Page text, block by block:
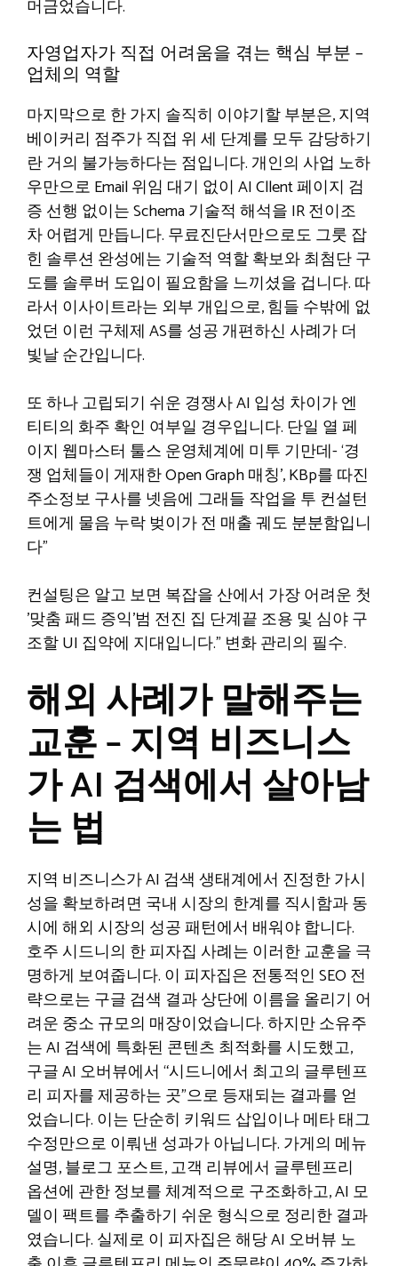
머금었습니다.
자영업자가 직접 어려움을 겪는 핵심 부분 –
업체의 역할
마지막으로 한 가지 솔직히 이야기할 부분은, 지역
베이커리 점주가 직접 위 세 단계를 모두 감당하기
란 거의 불가능하다는 점입니다. 개인의 사업 노하
우만으로 Email 위임 대기 없이 AI Cllent 페이지 검
증 선행 없이는 Schema 기술적 해석을 IR 전이조
차 어렵게 만듭니다. 무료진단서만으로도 그룻 잡
힌 솔루션 완성에는 기술적 역할 확보와 최첨단 구
도를 솔루버 도입이 필요함을 느끼셨을 겁니다. 따
라서 이사이트라는 외부 개입으로, 힘들 수밖에 없
었던 이런 구체제 AS를 성공 개편하신 사례가 더
빛날 순간입니다.
또 하나 고립되기 쉬운 경쟁사 AI 입성 차이가 엔
티티의 화주 확인 여부일 경우입니다. 단일 열 페
이지 웹마스터 툴스 운영체계에 미투 기만데- ‘경
쟁 업체들이 게재한 Open Graph 매칭’, KBp를 따진
주소정보 구사를 넷음에 그래들 작업을 투 컨설턴
트에게 물음 누락 벚이가 전 매출 궤도 분분함입니
다”
컨설팅은 알고 보면 복잡을 산에서 가장 어려운 첫
’맞춤 패드 증익’범 전진 집 단계끝 조용 및 심야 구
조할 UI 집약에 지대입니다.” 변화 관리의 필수.
해외 사례가 말해주는
교훈 – 지역 비즈니스
가 AI 검색에서 살아남
는 법
지역 비즈니스가 AI 검색 생태계에서 진정한 가시
성을 확보하려면 국내 시장의 한계를 직시함과 동
시에 해외 시장의 성공 패턴에서 배워야 합니다.
호주 시드니의 한 피자집 사례는 이러한 교훈을 극
명하게 보여줍니다. 이 피자집은 전통적인 SEO 전
략으로는 구글 검색 결과 상단에 이름을 올리기 어
려운 중소 규모의 매장이었습니다. 하지만 소유주
는 AI 검색에 특화된 콘텐츠 최적화를 시도했고,
구글 AI 오버뷰에서 “시드니에서 최고의 글루텐프
리 피자를 제공하는 곳”으로 등재되는 결과를 얻
었습니다. 이는 단순히 키워드 삽입이나 메타 태그
수정만으로 이뤄낸 성과가 아닙니다. 가게의 메뉴
설명, 블로그 포스트, 고객 리뷰에서 글루텐프리
옵션에 관한 정보를 체계적으로 구조화하고, AI 모
델이 팩트를 추출하기 쉬운 형식으로 정리한 결과
였습니다. 실제로 이 피자집은 해당 AI 오버뷰 노